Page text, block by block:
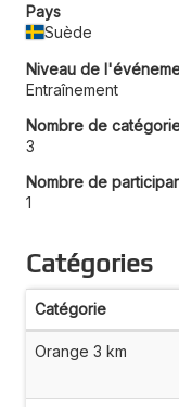
Pays
Suède
Niveau de
Entraînement
Nombre de
3
Nombre de
1
Catégories
Catégorie
Orange 3 km